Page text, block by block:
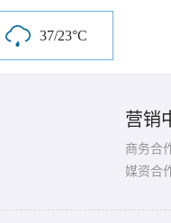
37/23°C
营销
商务合
媒资合